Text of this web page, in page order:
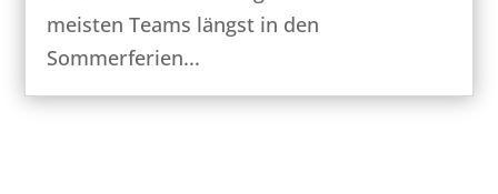
meisten Teams längst in den
Sommerferien...